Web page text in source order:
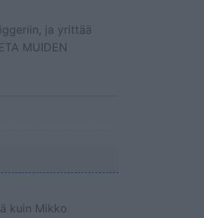
ja yrittää
MUIDEN
kuin Mikko